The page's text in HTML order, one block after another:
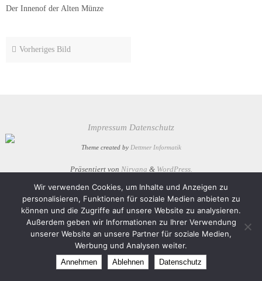
Der Innenof der Alten Münze
Vorheriges Bild
Impressum Datenschutz
Theme created by Dettmer Informatik
Präsentiert von Nirvana & WordPress.
Wir verwenden Cookies, um Inhalte und Anzeigen zu
personalisieren, Funktionen für soziale Medien anbieten zu
können und die Zugriffe auf unsere Website zu analysieren.
Außerdem geben wir Informationen zu Ihrer Verwendung
unserer Website an unsere Partner für soziale Medien,
Werbung und Analysen weiter.
Annehmen Ablehnen Datenschutz